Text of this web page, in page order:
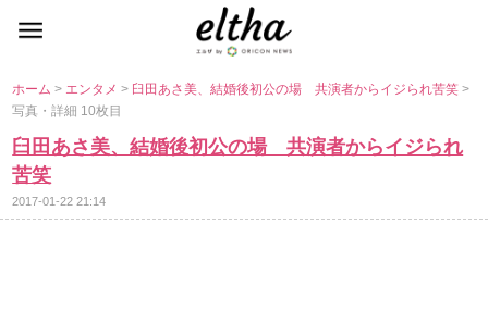
ホーム> エンタメ> 臼田あさ美、結婚後初公の場 共演者からイジられ苦笑>
写真・詳細 10枚目
臼田あさ美、結婚後初公の場 共演者からイジられ
苦笑
2017-01-22 21:14